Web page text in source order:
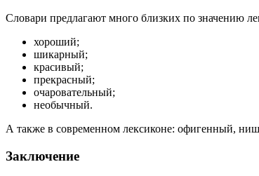
Словари предлагают много близких по значению
хороший;
шикарный;
красивый;
прекрасный;
очаровательный;
необычный.
А также в современном лексиконе: офигенный,
Заключение